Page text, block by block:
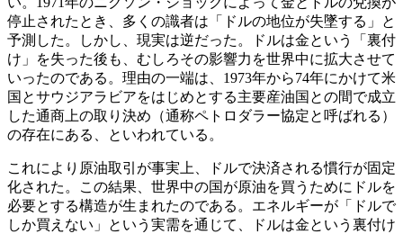
停止されたとき、多くの識者は「ドルの地位が失墜する」と
予測した。しかし、現実は逆だった。ドルは金という「裏付
け」を失った後も、むしろその影響力を世界中に拡大させて
いったのである。理由の一端は、1973年から74年にかけて米
国とサウジアラビアをはじめとする主要産油国との間で成立
した通商上の取り決め（通称ペトロダラー協定と呼ばれる）
の存在にある、といわれている。
これにより原油取引が事実上、ドルで決済される慣行が固定
化された。この結果、世界中の国が原油を買うためにドルを
必要とする構造が生まれたのである。エネルギーが「ドルで
しか買えない」という実需を通じて、ドルは金という裏付け